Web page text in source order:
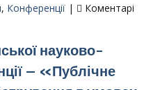
, Конференції |
Коментарі
науково-
– «Публічне